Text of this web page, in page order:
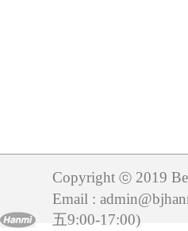
Copyright ⓒ 2019
Email :
五9:00-17:00)